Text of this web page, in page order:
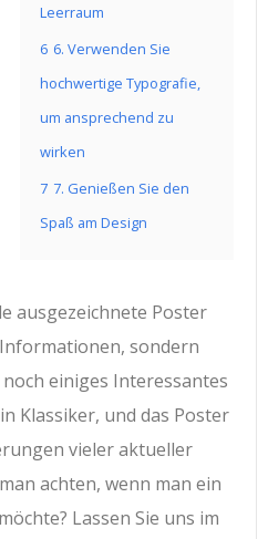
Leerraum
6 6. Verwenden Sie
hochwertige Typografie,
um ansprechend zu
wirken
7 7. Genießen Sie den
Spaß am Design
ausgezeichnete Poster
sondern
einiges Interessantes
Klassiker, und das Poster
vieler aktueller
achten, wenn man ein
Lassen Sie uns im